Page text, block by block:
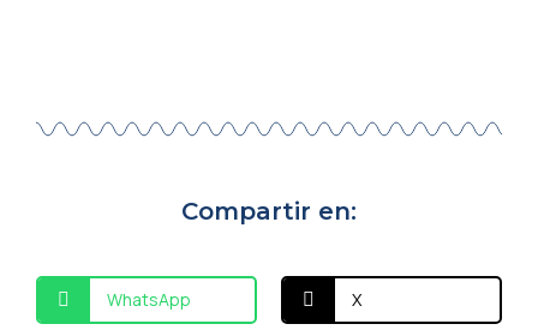
Compartir en:
WhatsApp X